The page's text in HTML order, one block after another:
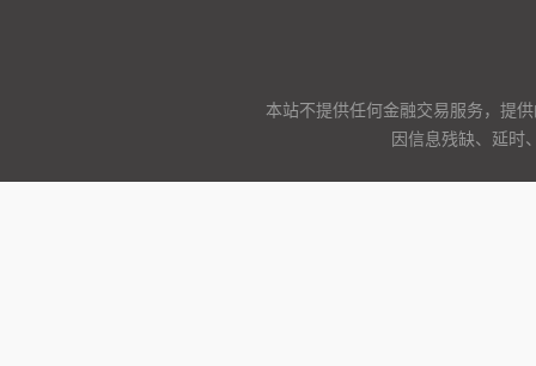
本站不提供任何金融交易服务，提
因信息残缺、延时